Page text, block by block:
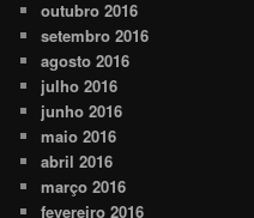
outubro 2016
setembro 2016
agosto 2016
julho 2016
junho 2016
maio 2016
abril 2016
março 2016
fevereiro 2016